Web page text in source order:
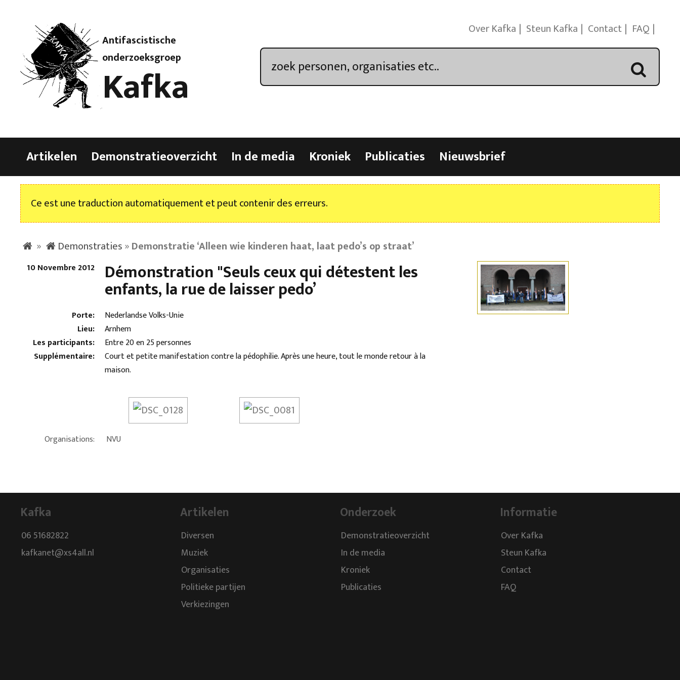
Antifascistische
onderzoeksgroep
Kafka
Over Kafka Steun Kafka Contact FAQ
Artikelen Demonstratieoverzicht In de media Kroniek Publicaties Nieuwsbrief
Ce est une traduction automatiquement et peut contenir des erreurs.
» Demonstraties»Demonstratie ‘Alleen wie kinderen haat, laat pedo’s op straat’
10 Novembre 2012 Démonstration "Seuls ceux qui détestent les
enfants, la rue de laisser pedo’
Porte:
Nederlandse Volks-Unie
Lieu:
Arnhem
Les participants:
Entre 20 en 25 personnes
Supplémentaire:
Court et petite manifestation contre la pédophilie. Après une heure, tout le monde retour à la
maison.
Organisations: NVU
Kafka
06 51682822
kafkanet@xs4all.nl
Artikelen
Diversen
Muziek
Organisaties
Politieke partijen
Verkiezingen
Onderzoek
Demonstratieoverzicht
In de media
Kroniek
Publicaties
Informatie
Over Kafka
Steun Kafka
Contact
FAQ